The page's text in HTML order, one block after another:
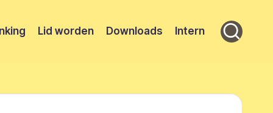
Lid worden Downloads Intern